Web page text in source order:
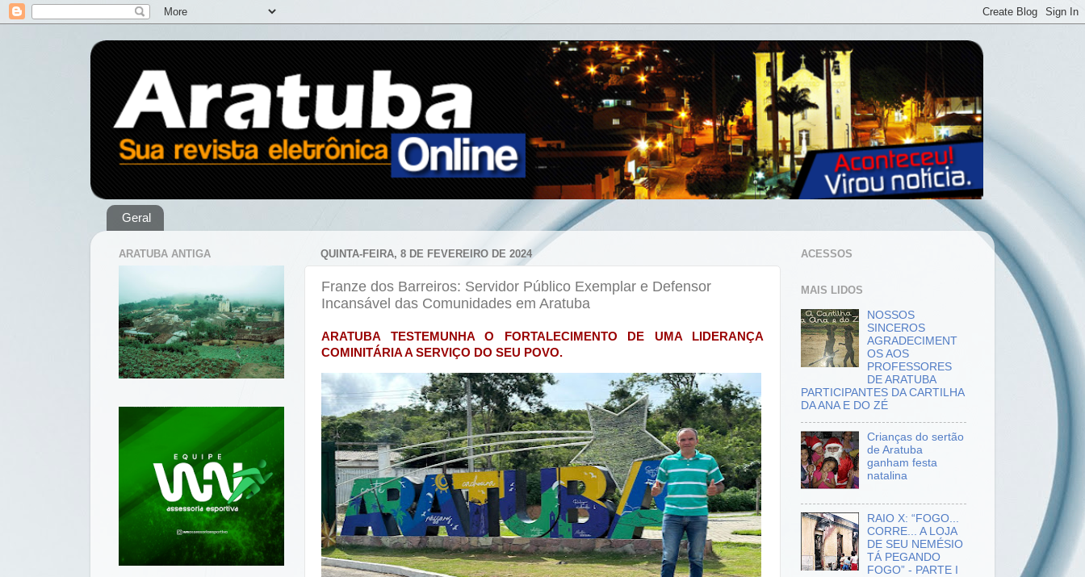
Geral
QUINTA-FEIRA, 8 DE FEVEREIRO DE 2024
Franze dos Barreiros: Servidor Público Exemplar e Defensor
Incansável das Comunidades em Aratuba
ARATUBA TESTEMUNHA O FORTALECIMENTO DE UMA LIDERANÇA
COMINITÁRIA A SERVIÇO DO SEU POVO.
ARATUBA ANTIGA ACESSOS
MAIS LIDOS
NOSSOS
SINCEROS
AGRADECIMENT
OS AOS
PROFESSORES
DE ARATUBA
PARTICIPANTES DA CARTILHA
DA ANA E DO ZÉ
Crianças do sertão
de Aratuba
ganham festa
natalina
RAIO X: “FOGO...
CORRE... A LOJA
DE SEU NEMÉSIO
TÁ PEGANDO
FOGO” - PARTE I